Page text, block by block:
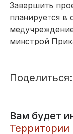
Завершить
планируется в
минстрой
Поделиться:
Вам будет
Территории